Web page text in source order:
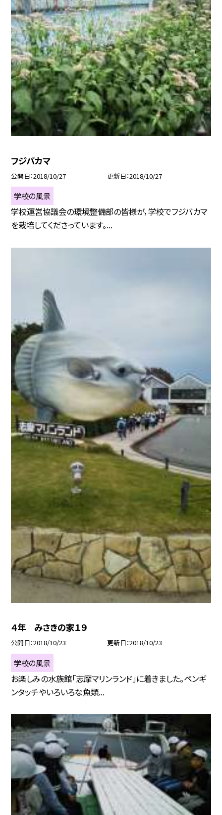
フジバカマ
公開日 2018/10/27 更新日 2018/10/27
学校の風景
学校運営協議会の環境整備部の皆様が，学校でフジバカマ
を栽培してくださっています。...
４年 みさきの家１９
公開日 2018/10/23 更新日 2018/10/23
学校の風景
お楽しみの水族館「志摩マリンランド」に着きました。ペンギ
ンタッチやいろいろな魚類...